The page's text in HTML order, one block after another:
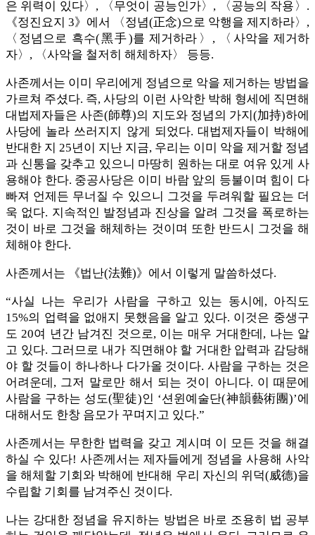
은 위력이 있다〉, 〈무엇이 공능인가〉, 〈공능의 작용〉.
《정진요지 3》에서 〈정념(正念)으로 악행을 제지하라〉,
〈정념으로 흑수(黑手)를 제거하라〉, 〈사악을 제거하
자〉, 〈사악을 철저히 해체하자〉 등등.
사존께서는 이미 우리에게 정념으로 악을 제거하는 방법을
가르쳐 주셨다. 즉, 사당의 이런 사악한 박해 형세에 직면해
대법제자들은 사존(師尊)의 지도와 정념의 가지(加持)하에
사당에 놀라 쓰러지지 않게 되었다. 대법제자들이 박해에
반대한 지 25년이 지난 지금, 우리는 이미 악을 제거할 정념
과 신통을 갖추고 있으니 마땅히 원하는 대로 여유 있게 사
용해야 한다. 중공사당은 이미 바람 앞의 등불이며 힘이 다
빠져 언제든 무너질 수 있으니 그것을 두려워할 필요는 더
욱 없다. 지속적인 발정념과 진상을 알려 그것을 폭로하는
것이 바로 그것을 해체하는 것이며 또한 반드시 그것을 해
체해야 한다.
사존께서는 《법난(法難)》에서 이렇게 말씀하셨다.
“사실 나는 우리가 사람을 구하고 있는 동시에, 아직도
15%의 업력을 없애지 못했음을 알고 있다. 이것은 중생구
도 20여 년간 남겨진 것으로, 이는 매우 거대한데, 나는 알
고 있다. 그러므로 내가 직면해야 할 거대한 압력과 감당해
야 할 것들이 하나하나 다가올 것이다. 사람을 구하는 것은
어려운데, 그저 말로만 해서 되는 것이 아니다. 이 때문에
사람을 구하는 성도(聖徒)인 ‘션윈예술단(神韻藝術團)’에
대해서도 한창 음모가 꾸며지고 있다.”
사존께서는 무한한 법력을 갖고 계시며 이 모든 것을 해결
하실 수 있다! 사존께서는 제자들에게 정념을 사용해 사악
을 해체할 기회와 박해에 반대해 우리 자신의 위덕(威德)을
수립할 기회를 남겨주신 것이다.
나는 강대한 정념을 유지하는 방법은 바로 조용히 법 공부